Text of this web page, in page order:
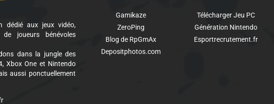
dédié aux jeux vidéo,
joueurs bénévoles
dans la jungle des
Xbox One et Nintendo
aussi ponctuellement
Gamikaze
ZeroPing
Blog de RpGmAx
Depositphotos.com
Télécharger Jeu PC
Génération Nintendo
Esportrecrutement.fr